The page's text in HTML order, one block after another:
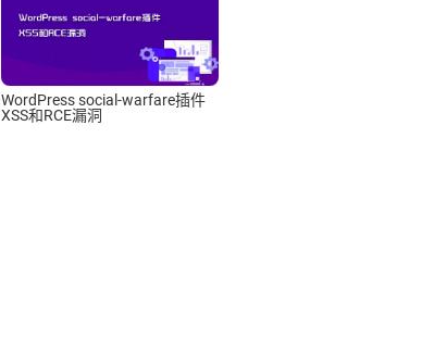
WordPress social-warfare插件
XSS和RCE漏洞